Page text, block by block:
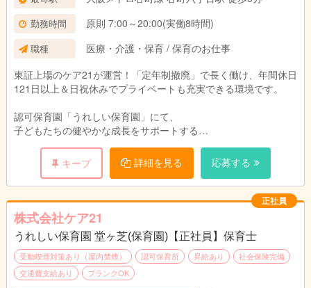
む）
・業態手当 40,000円
（固定残業代14時間分として ※超過分は別途支
試用期間：3ヶ月(同条件)
勤務時間 原則 7:00～20:00(実働8時間)
職種
医療・介護・保育 / 保育のお仕事
東証上場のケア21が運営！「定年制撤廃」で長く働け、年間休日
121日以上＆日祝休みでプライベートも充実できる環境です。
認可保育園「うれしい保育園」にて、
子どもたちの健やかな成長をサポートする
保育業務全般をお任せします。
遊びの指導、食事・お昼寝の補助、保護者対応など。
持ち帰り残業や負担を減らす取り組みを行っており、
未経験やブランクがある方も
丁寧な研修とフォロー体制で安心してスタートできます。
キープ 詳細を見る 応募する
正社員
株式会社ケア21
うれしい保育園 堂ヶ芝(保育園)【正社員】保育士
受動喫煙対策あり（屋内禁煙） 認可保育所 昇給あり
社会保険完備
交通費支給あり
ブランクOK